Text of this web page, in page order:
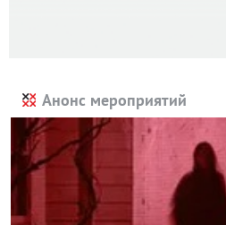
Анонс мероприятий